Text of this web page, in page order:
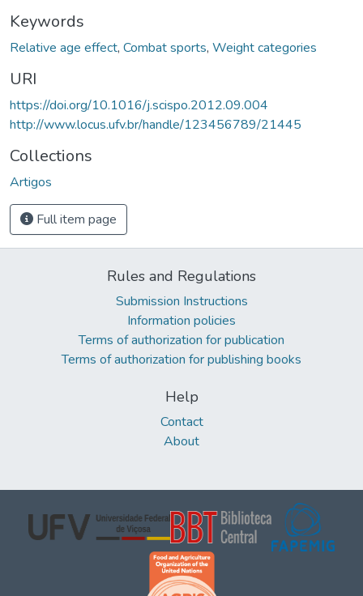
Keywords
Relative age effect, Combat sports, Weight categories
URI
https://doi.org/10.1016/j.scispo.2012.09.004
http://www.locus.ufv.br/handle/123456789/21445
Collections
Artigos
Full item page
Rules and Regulations
Submission Instructions
Information policies
Terms of authorization for publication
Terms of authorization for publishing books
Help
Contact
About